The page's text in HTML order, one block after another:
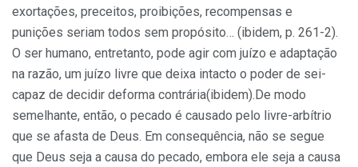
exortações, preceitos, proibições, recompensas e
punições seriam todos sem propósito… (ibidem, p. 261-2).
O ser humano, entretanto, pode agir com juízo e adaptação
na razão, um juízo livre que deixa intacto o poder de sei-
capaz de decidir deforma contrária(ibidem).De modo
semelhante, então, o pecado é causado pelo livre-arbítrio
que se afasta de Deus. Em consequência, não se segue
que Deus seja a causa do pecado, embora ele seja a causa